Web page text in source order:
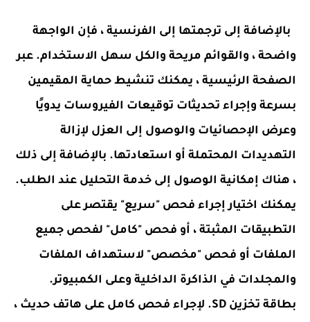
بالإضافة إلى ترجمتها إلى الفرنسية ، فإن الواجهة
واضحة ، والقوائم مريحة والكل سهل الاستخدام. عبر
الصفحة الرئيسية ، يمكنك تنشيط حماية المقيمين
بسرعة وإجراء تحديثات توقيعات الفيروسات يدويًا
وعرض الإحصائيات والوصول إلى العزل لإزالة
التهديدات المحتملة أو استعادتها. بالإضافة إلى ذلك
، هناك إمكانية الوصول إلى خدمة التحليل عند الطلب.
يمكنك اختيار إجراء فحص "سريع" يقتصر على
التطبيقات المثبتة ، أو فحص "كامل" لفحص جميع
الملفات أو فحص "مخصص" لاستهداف الملفات
والمجلدات في الذاكرة الداخلية وعلى الكمبيوتر.
بطاقة تخزين SD. لإجراء فحص كامل على هاتف حديث ،